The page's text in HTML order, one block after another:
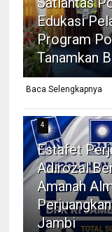
Edukasi
Program
Tanamkan
Baca Selengkapnya
4
Estafet
Adirozal
Amanah
Jambi